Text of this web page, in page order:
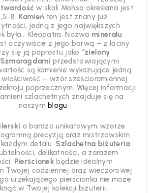
twardość w skali Mohsa określana jest
8. Kamień ten jest znany już
jedną z jego największych
była… Kleopatra.Nazwa minerału
oczywiście z jego barwą – z łaciny
się ją poprostu jako “zielony
Szmaragdami przedstawiającymi
są kamienie wykazujące jedną
– wzór sześcioramiennej
poprzecznym. Więcej informacji
szlachetnych znajduje się na
naszym blogu.
o bardzo unikatowym wzorze
precyzją oraz mistrzowskim
detalu. Szlachetna biżuteria
delikatności, a zarazem
Pierścionek będzie idealnym
Twojej codziennej oraz wieczorowej
urzekającego pierścionka nie może
w Twojej kolekcji biżuterii.